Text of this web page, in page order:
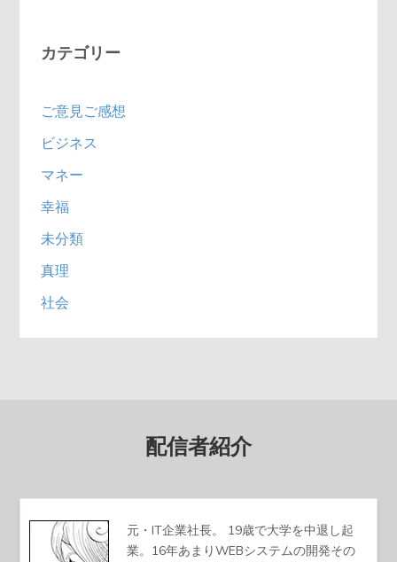
カテゴリー
ご意見ご感想
ビジネス
マネー
幸福
未分類
真理
社会
配信者紹介
元・IT企業社長。 19歳で大学を中退し起
業。16年あまりWEBシステムの開発その